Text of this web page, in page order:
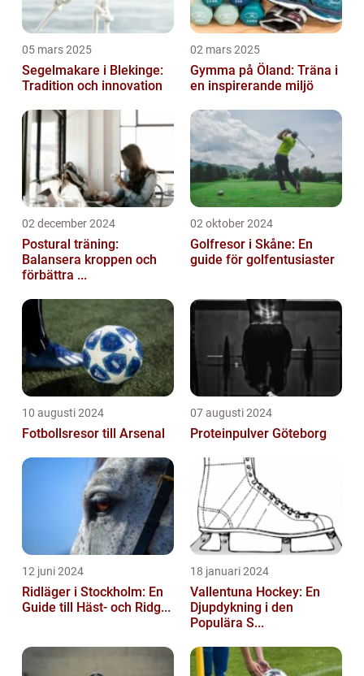
05 mars 2025
Segelmakare i Blekinge:
Tradition och innovation
02 mars 2025
Gymma på Öland: Träna i
en inspirerande miljö
02 december 2024
Postural träning:
Balansera kroppen och
förbättra ...
02 oktober 2024
Golfresor i Skåne: En
guide för golfentusiaster
10 augusti 2024
Fotbollsresor till Arsenal
07 augusti 2024
Proteinpulver Göteborg
12 juni 2024
Ridläger i Stockholm: En
Guide till Häst- och Ridg...
18 januari 2024
Vallentuna Hockey: En
Djupdykning i den
Populära S...